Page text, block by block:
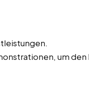
um den